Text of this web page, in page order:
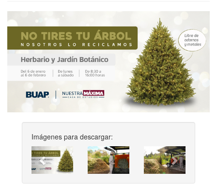
Imágenes para descargar:
Previous Next